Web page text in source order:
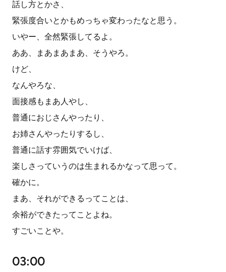
話し方とかさ、
緊張度合いとかもめっちゃ変わったなと思う。
いやー、全然緊張してるよ。
ああ、まあまあまあ、そうやろ。
けど、
なんやろな、
面接感もまあ人やし、
普通におじさんやったり、
お姉さんやったりするし、
普通に話す雰囲気でいけば、
楽しさっていうのは生まれるかなって思って。
確かに。
まあ、それができるってことは、
余裕ができたってことよね。
すごいことや。
03:00